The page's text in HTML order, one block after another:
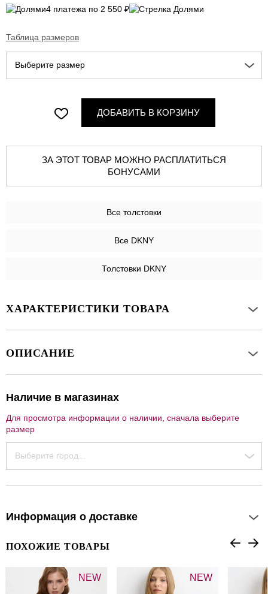
4 платежа по 2 550 ₽
Таблица размеров
Выберите размер
ДОБАВИТЬ В КОРЗИНУ
ЗА ЭТОТ ТОВАР МОЖНО РАСПЛАТИТЬСЯ
БОНУСАМИ
Все толстовки
Все DKNY
Толстовки DKNY
ХАРАКТЕРИСТИКИ ТОВАРА
ОПИСАНИЕ
Наличие в магазинах
Для просмотра информации о наличии, сначала выберите
размер
Выберите город...
Информация о доставке
ПОХОЖИЕ ТОВАРЫ
NEW NEW